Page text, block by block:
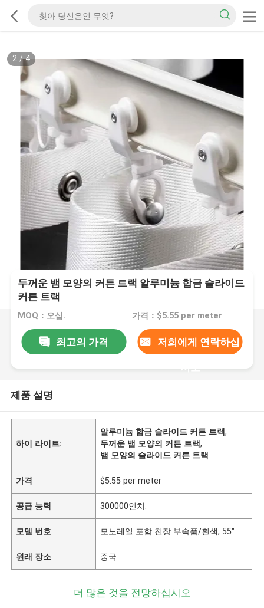
2/4
두꺼운 뱀 모양의 커튼 트랙 알루미늄 합금 슬라이드
커튼 트랙
MOQ：오십. 가격：$5.55 per meter
최고의 가격 저희에게 연락하십
시오
제품 설명
하이 라이트:
알루미늄 합금 슬라이드 커튼 트랙,
두꺼운 뱀 모양의 커튼 트랙,
뱀 모양의 슬라이드 커튼 트랙
가격 $5.55 per meter
공급 능력 300000인치.
모델 번호 모노레일 포함 천장 부속품/흰색, 55"
원래 장소 중국
더 많은 것을 전망하십시오